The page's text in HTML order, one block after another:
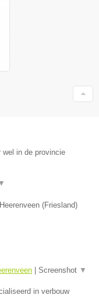
wel in de provincie
▼
Heerenveen (Friesland)
Screenshot ▼
in verbouw